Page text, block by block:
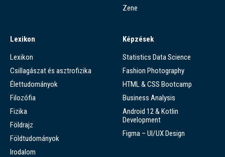
Zene
Lexikon
Lexikon
Csillagászat és asztrofizika
Élettudományok
Filozófia
Fizika
Földrajz
Földtudományok
Irodalom
Képzések
Statistics Data Science
Fashion Photography
HTML & CSS Bootcamp
Business Analysis
Android 12 & Kotlin
Development
Figma – UI/UX Design